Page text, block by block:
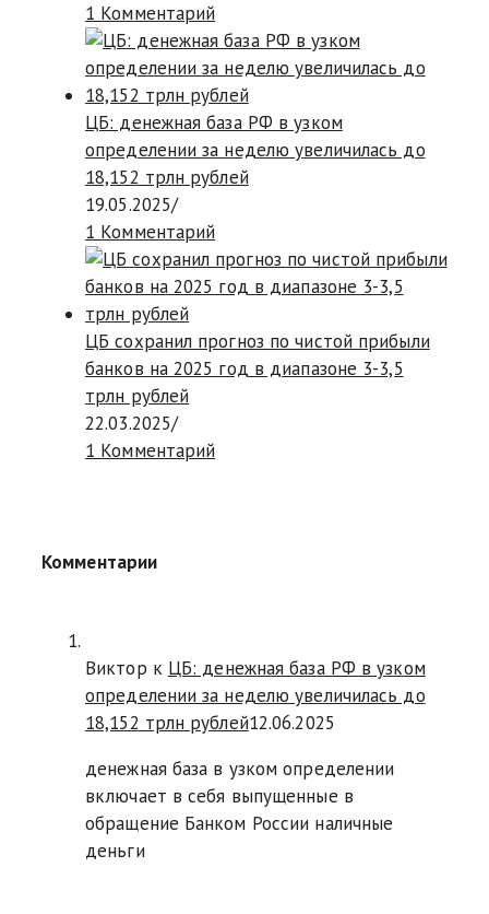
1 Комментарий
ЦБ: денежная база РФ в узком
определении за неделю увеличилась до
18,152 трлн рублей
19.05.2025/
1 Комментарий
ЦБ сохранил прогноз по чистой прибыли
банков на 2025 год в диапазоне 3-3,5
трлн рублей
22.03.2025/
1 Комментарий
Комментарии
Виктор к ЦБ: денежная база РФ в узком
определении за неделю увеличилась до
18,152 трлн рублей12.06.2025
денежная база в узком определении
включает в себя выпущенные в
обращение Банком России наличные
деньги